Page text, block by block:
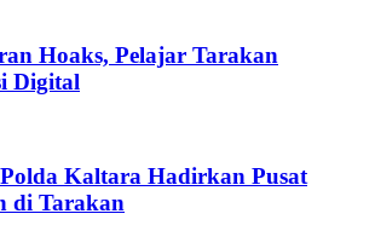
Hoaks, Pelajar Tarakan
Digital
Kaltara Hadirkan Pusat
di Tarakan